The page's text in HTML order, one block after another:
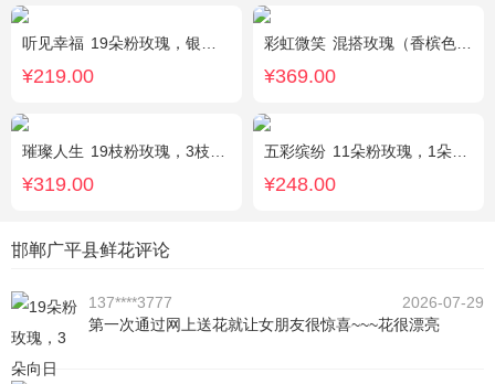
听见幸福 19朵粉玫瑰，银叶菊间插，搭配满天星
¥219.00
彩虹微笑 混搭玫瑰（香槟色，紫色，白色，戴安娜粉色）共52朵，相思梅、桔梗配花
¥369.00
璀璨人生 19枝粉玫瑰，3枝向日葵，绿叶搭配
¥319.00
五彩缤纷 11朵粉玫瑰，1朵粉绣球，白色乒乓菊，桔梗、绿叶搭配
¥248.00
邯郸广平县鲜花评论
137****3777
2026-07-29
第一次通过网上送花就让女朋友很惊喜~~~花很漂亮